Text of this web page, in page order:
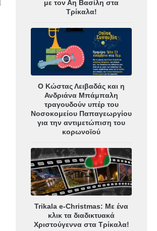
με τον Αη Βασίλη στα
Τρίκαλα!
Ο Κώστας Λειβαδάς και η
Ανδριάνα Μπάμπαλη
τραγουδούν υπέρ του
Νοσοκομείου Παπαγεωργίου
για την αντιμετώπιση του
κορωνοϊού
Trikala e-Christmas: Με ένα
κλικ τα διαδικτυακά
Χριστούγεννα στα Τρίκαλα!